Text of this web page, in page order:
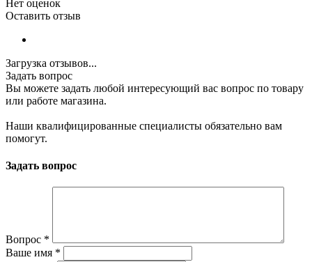
Нет оценок
Оставить отзыв
Загрузка отзывов...
Задать вопрос
Вы можете задать любой интересующий вас вопрос по товару
или работе магазина.
Наши квалифицированные специалисты обязательно вам
помогут.
Задать вопрос
Вопрос *
Ваше имя *